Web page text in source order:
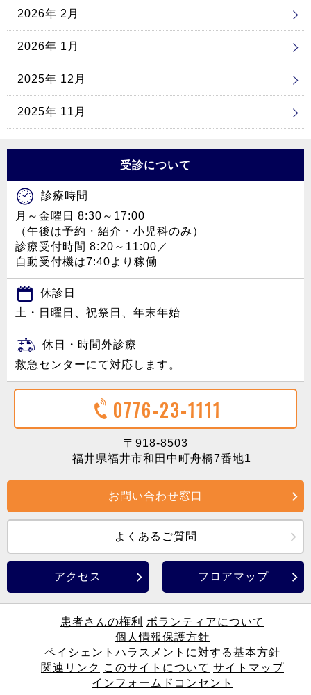
2026年 2月
2026年 1月
2025年 12月
2025年 11月
受診について
診療時間
月～金曜日 8:30～17:00
（午後は予約・紹介・小児科のみ）
診療受付時間 8:20～11:00／
自動受付機は7:40より稼働
休診日
土・日曜日、祝祭日、年末年始
休日・時間外診療
救急センターにて対応します。
0776-23-1111
〒918-8503
福井県福井市和田中町舟橋7番地1
お問い合わせ窓口
よくあるご質問
アクセス フロアマップ
患者さんの権利
ボランティアについて
個人情報保護方針
ペイシェントハラスメントに対する基本方針
関連リンク このサイトについて サイトマップ
インフォームドコンセント